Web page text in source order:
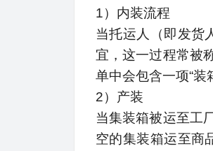
1）内装流程
当托运人（即发货
宜，这一过程常被
单中会包含一项“装
2）产装
当集装箱被运至工
空的集装箱运至商